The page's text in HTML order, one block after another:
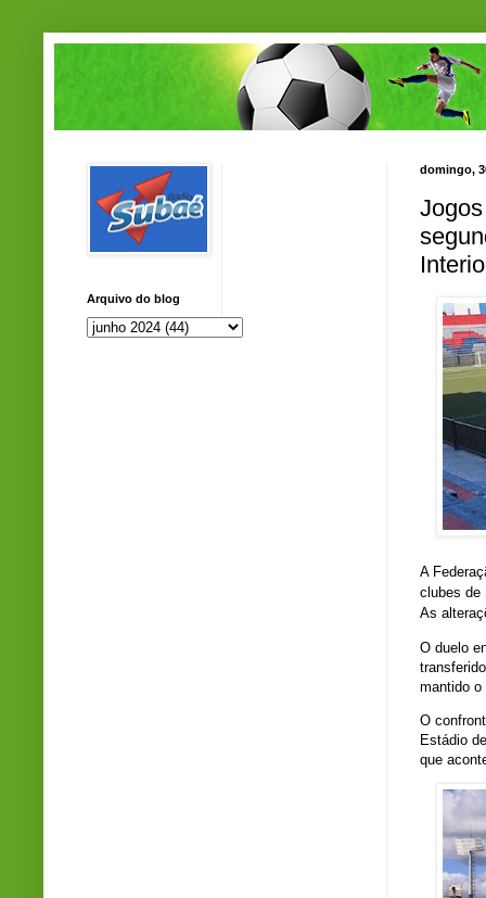
domingo,
A
clubes de
As
O duelo
mantido o
O
Estádio
que
Arquivo do blog